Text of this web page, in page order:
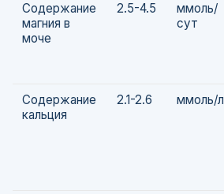
Содержание
магния в
моче
2.5-4.5
ммоль/
сут
Содержание
кальция
2.1-2.6 ммоль/л